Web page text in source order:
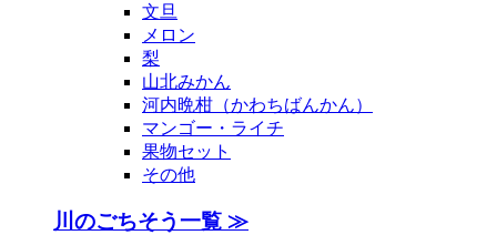
文旦
メロン
梨
山北みかん
河内晩柑（かわちばんかん）
マンゴー・ライチ
果物セット
その他
川のごちそう一覧 ≫